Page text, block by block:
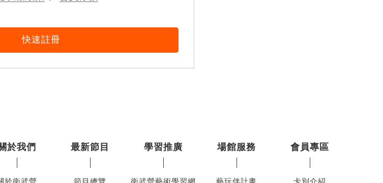
快速註冊
於我們
於衛武營
最新節目
節目總覽
學習推廣
衛武營藝術學習網
場館服務
藝玩伴計畫
會員專區
卡別介紹